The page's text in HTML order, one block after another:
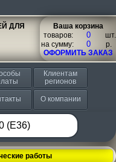
ДЛЯ
Ваша корзина
товаров:
шт.
на сумму:
p.
ОФОРМИТЬ ЗАКАЗ
Клиентам
регионов
О компании
работы